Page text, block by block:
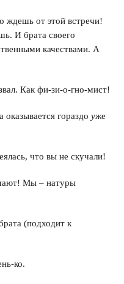
от этой встречи!
И брата своего
качествами. А
Как фи-зи-о-гно-мист!
оказывается гораздоуже
что вы не скучали!
Мы – натуры
(подходит к
ко.